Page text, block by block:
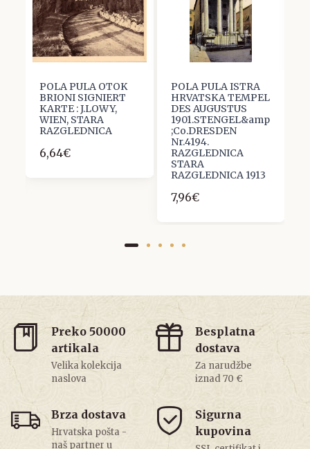
POLA PULA OTOK
BRIONI SIGNIERT
KARTE : J.LOWY,
WIEN, STARA
RAZGLEDNICA
6,64€
POLA PULA ISTRA
HRVATSKA TEMPEL
DES AUGUSTUS
1901.STENGEL&amp
;Co.DRESDEN
Nr.4194.
RAZGLEDNICA
STARA
RAZGLEDNICA 1913
7,96€
Preko 50000
artikala
Velika kolekcija
naslova
Besplatna
dostava
Za narudžbe
iznad 70 €
Brza dostava
Hrvatska pošta -
naš partner u
Sigurna
kupovina